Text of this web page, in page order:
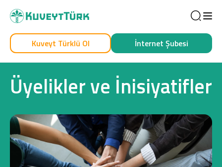
Kendim İçin İşim İçin
Kuveyt Türklü Ol İnternet Şubesi
Üyelikler ve İnisiyatifler